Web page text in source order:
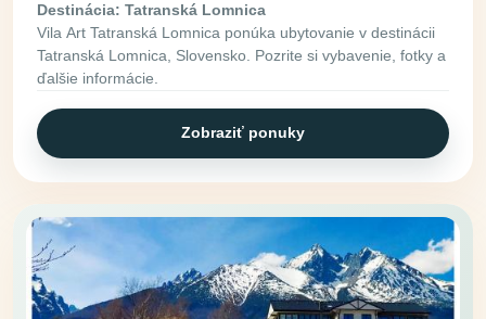
Destinácia: Tatranská Lomnica
Vila Art Tatranská Lomnica ponúka ubytovanie v destinácii
Tatranská Lomnica, Slovensko. Pozrite si vybavenie, fotky a
ďalšie informácie.
Zobraziť ponuky